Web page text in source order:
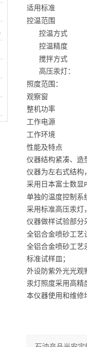
适用标准
控温范围
控温方式
控温精度
搅拌方式
高压汞灯：
照度范围：
观察窗
整机功率
工作电源
工作环境
性能及特点
仪器结构紧凑、造
仪器为左右式结构
采用日本富士数显
单独的温度控制系
采用标准高压汞灯
仪器做样试验部分
全铝合金喷砂工艺
全铝合金喷砂工艺
标准试样皿；
外设防紫外光光观
汞灯照度采用高精
本仪器使用和维修